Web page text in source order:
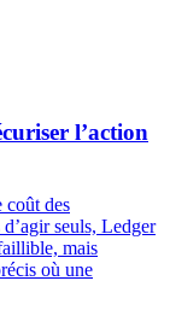
l’action
coût des
seuls, Ledger
mais
où une